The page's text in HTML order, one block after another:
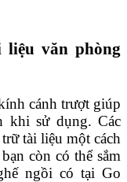
văn phòng
cánh trượt giúp
khi sử dụng. Các
tài liệu một cách
còn có thể sắm
ngồi có tại Go